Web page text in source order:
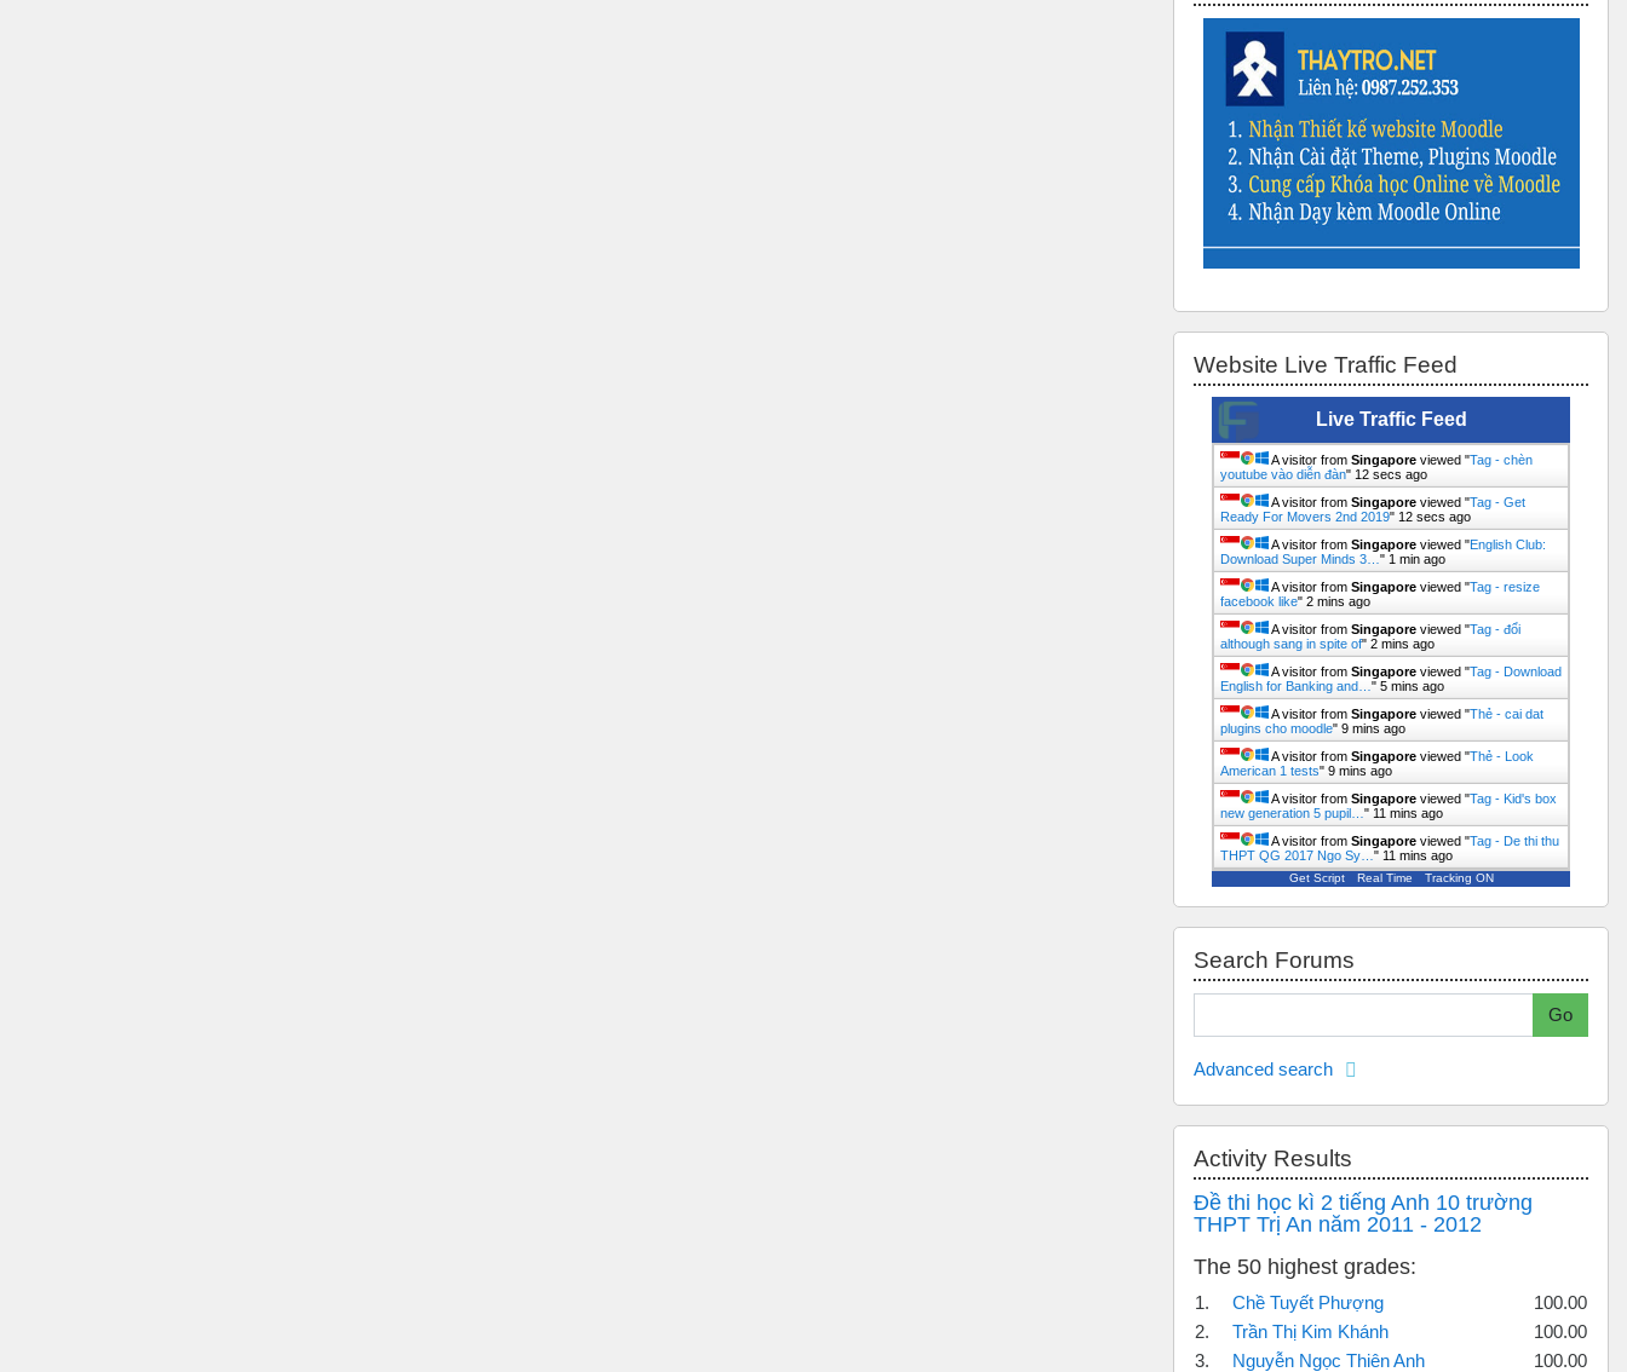
Website Live Traffic Feed
Live Traffic Feed
A visitor from Singapore viewed "Tag - chèn
youtube vào diễn đàn" 12 secs ago
A visitor from Singapore viewed "Tag - Get
Ready For Movers 2nd 2019" 12 secs ago
A visitor from Singapore viewed "English Club:
Download Super Minds 3…" 1 min ago
A visitor from Singapore viewed "Tag - resize
facebook like" 2 mins ago
A visitor from Singapore viewed "Tag - đổi
although sang in spite of" 2 mins ago
A visitor from Singapore viewed "Tag - Download
English for Banking and…" 5 mins ago
A visitor from Singapore viewed "Thẻ - cai dat
plugins cho moodle" 9 mins ago
A visitor from Singapore viewed "Thẻ - Look
American 1 tests" 9 mins ago
A visitor from Singapore viewed "Tag - Kid's box
new generation 5 pupil…" 11 mins ago
A visitor from Singapore viewed "Tag - De thi thu
THPT QG 2017 Ngo Sy…" 11 mins ago
Get Script Real Time Tracking ON
Search Forums
Search
Go
Advanced search
Activity Results
Đề thi học kì 2 tiếng Anh 10 trường
THPT Trị An năm 2011 - 2012
The 50 highest grades:
1. Chề Tuyết Phượng
100.00
2.
Trần Thị Kim Khánh
100.00
3.
Nguyễn Ngọc Thiên Anh
100.00